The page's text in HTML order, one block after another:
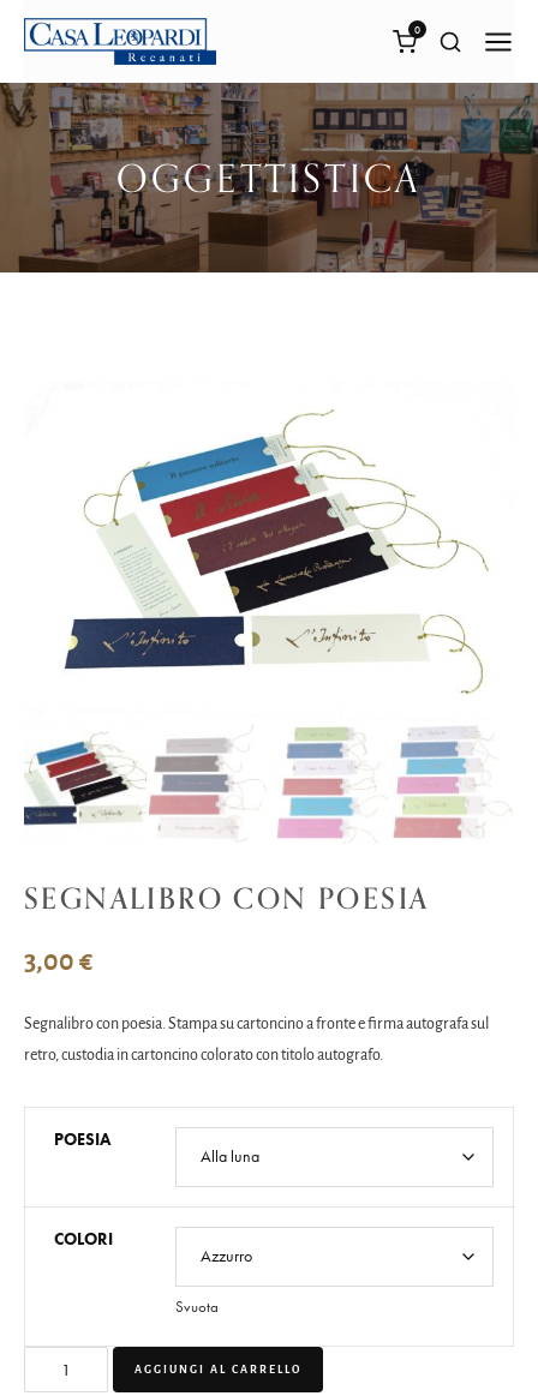
0
OGGETTISTICA
SEGNALIBRO CON POESIA
3,00 €
Segnalibro con poesia. Stampa su cartoncino a fronte e firma autografa sul
retro, custodia in cartoncino colorato con titolo autografo.
POESIA
COLORI
Svuota
AGGIUNGI AL CARRELLO